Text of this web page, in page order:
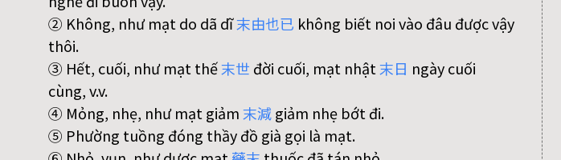
② Không, như mạt do dã dĩ末由也已 không biết noi vào đâu được vậy
thôi.
③ Hết, cuối, như mạt thế末世 đời cuối, mạt nhật末日 ngày cuối
cùng, v.v.
④ Mỏng, nhẹ, như mạt giảm末減giảm nhẹ bớt đi.
⑤ Phường tuồng đóng thầy đồ già gọi là mạt.